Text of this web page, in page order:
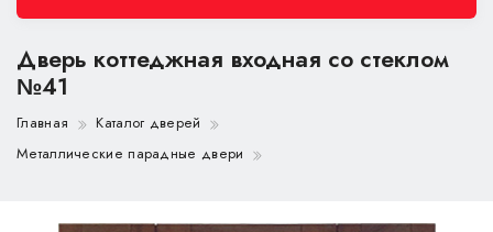
Дверь коттеджная входная со стеклом
№41
Главная
Каталог дверей
Металлические парадные двери